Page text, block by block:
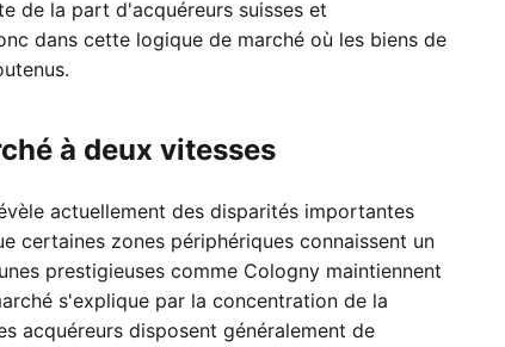
de la part d'acquéreurs suisses et
dans cette logique de marché où les biens de
à deux vitesses
actuellement des disparités importantes
certaines zones périphériques connaissent un
prestigieuses comme Cologny maintiennent
s'explique par la concentration de la
acquéreurs disposent généralement de